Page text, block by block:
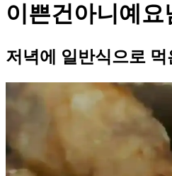
이쁜건아니예
저녁에 일반식으로